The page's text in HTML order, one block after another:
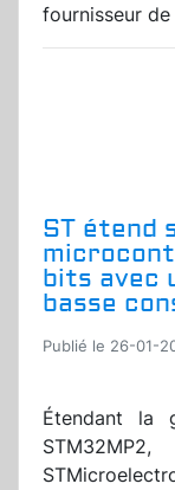
fournisseur
ST étend
bits avec
basse
Publié le 26-01-
Étendant la